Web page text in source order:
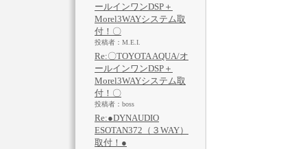
ールインワンDSP＋
Morel3WAYシステム取
付！〇
投稿者：M.E.I.
Re:〇TOYOTA AQUA/オ
ールインワンDSP＋
Morel3WAYシステム取
付！〇
投稿者：boss
Re:●DYNAUDIO
ESOTAN372（３WAY）
取付！●